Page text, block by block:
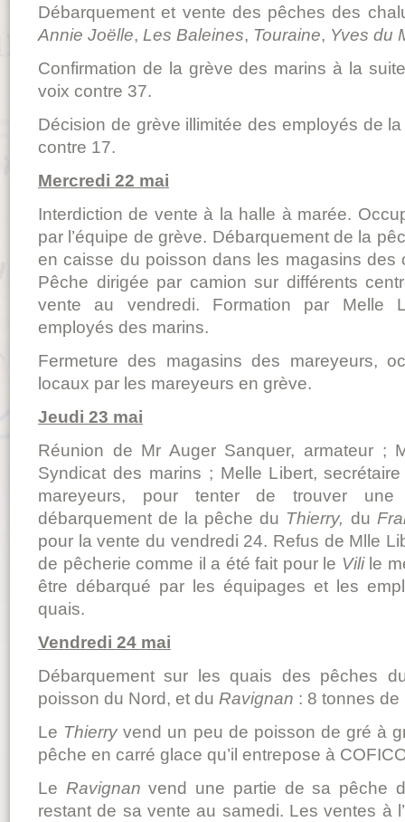
Débarquement et vente des pêches des
Annie Joëlle, Les Baleines, Touraine, Yves du
Confirmation de la grève des marins à la
voix contre 37.
Décision de grève illimitée des employés de
contre 17.
Mercredi 22 mai
Interdiction de vente à la halle à marée.
par l’équipe de grève. Débarquement de la
en caisse du poisson dans les magasins des
Pêche dirigée par camion sur différents
vente au vendredi. Formation par Melle
employés des marins.
Fermeture des magasins des mareyeurs,
locaux par les mareyeurs en grève.
Jeudi 23 mai
Réunion de Mr Auger Sanquer, armateur ;
Syndicat des marins ; Melle Libert,
mareyeurs, pour tenter de trouver une
débarquement de la pêche du Thierry, du
pour la vente du vendredi 24. Refus de Mlle
de pêcherie comme il a été fait pour le Vilile
être débarqué par les équipages et les
quais.
Vendredi 24 mai
Débarquement sur les quais des pêches
poisson du Nord, et du Ravignan : 8 tonnes
Le Thierryvend un peu de poisson de gré à
pêche en carré glace qu’il entrepose à
Le Ravignan vend une partie de sa pêche
restant de sa vente au samedi. Les ventes à